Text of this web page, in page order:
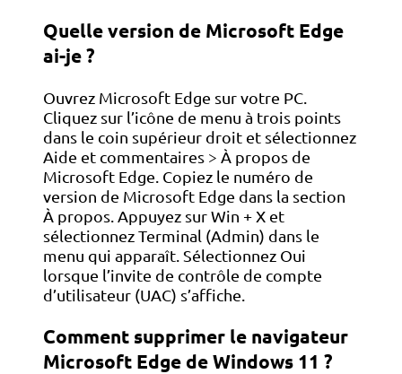
Quelle version de Microsoft Edge
ai-je ?
Ouvrez Microsoft Edge sur votre PC.
Cliquez sur l’icône de menu à trois points
dans le coin supérieur droit et sélectionnez
Aide et commentaires > À propos de
Microsoft Edge. Copiez le numéro de
version de Microsoft Edge dans la section
À propos. Appuyez sur Win + X et
sélectionnez Terminal (Admin) dans le
menu qui apparaît. Sélectionnez Oui
lorsque l’invite de contrôle de compte
d’utilisateur (UAC) s’affiche.
Comment supprimer le navigateur
Microsoft Edge de Windows 11 ?